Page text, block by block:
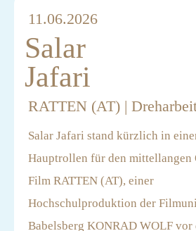
11.06.2026
Salar
Jafari
RATTEN (AT) |
Salar Jafari stand kürzlich in
Hauptrollen für den mittellangen
Film RATTEN (AT), einer
Hochschulproduktion der
Babelsberg KONRAD WOLF vor